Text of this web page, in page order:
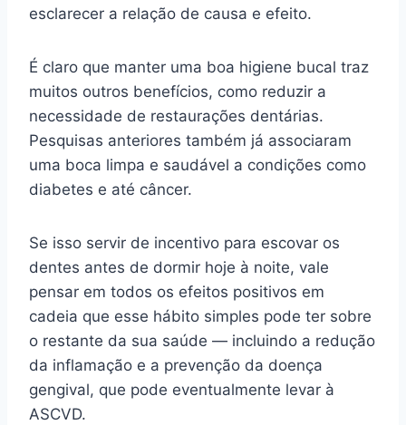
esclarecer a relação de causa e efeito.
É claro que manter uma boa higiene bucal traz
muitos outros benefícios, como reduzir a
necessidade de restaurações dentárias.
Pesquisas anteriores também já associaram
uma boca limpa e saudável a condições como
diabetes e até câncer.
Se isso servir de incentivo para escovar os
dentes antes de dormir hoje à noite, vale
pensar em todos os efeitos positivos em
cadeia que esse hábito simples pode ter sobre
o restante da sua saúde — incluindo a redução
da inflamação e a prevenção da doença
gengival, que pode eventualmente levar à
ASCVD.